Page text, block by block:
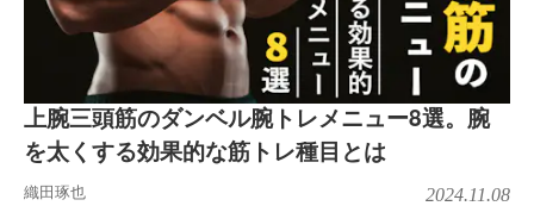
上腕三頭筋のダンベル腕トレメニュー8選。腕
を太くする効果的な筋トレ種目とは
織田琢也 2024.11.08